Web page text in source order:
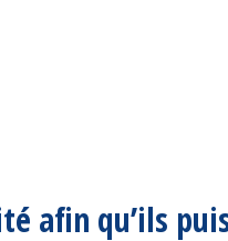
afin qu’ils